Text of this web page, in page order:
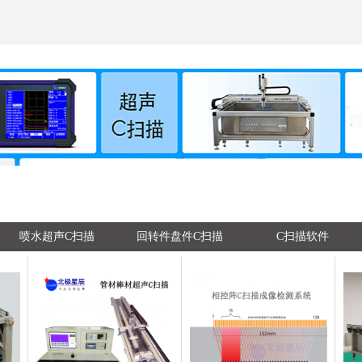
喷水超声C扫描 回转件盘件C扫描 C扫描软件